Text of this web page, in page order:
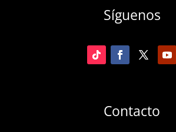
Síguenos
Contacto